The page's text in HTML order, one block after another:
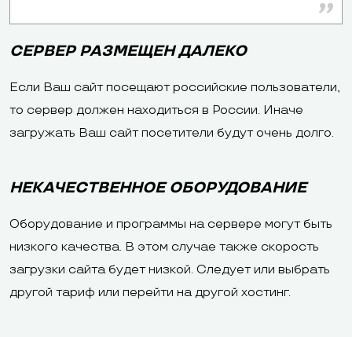
СЕРВЕР РАЗМЕЩЕН ДАЛЕКО
Если Ваш сайт посещают российские пользователи,
то сервер должен находиться в России. Иначе
загружать Ваш сайт посетители будут очень долго.
НЕКАЧЕСТВЕННОЕ ОБОРУДОВАНИЕ
Оборудование и программы на сервере могут быть
низкого качества. В этом случае также скорость
загрузки сайта будет низкой. Следует или выбрать
другой тариф или перейти на другой хостинг.